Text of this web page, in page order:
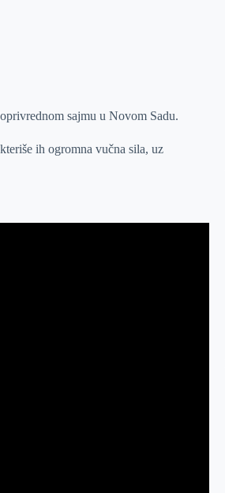
sajmu u Novom Sadu.
ih ogromna vučna sila, uz